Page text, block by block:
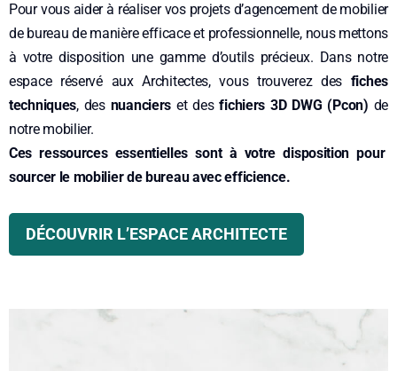
Pour vous aider à réaliser vos projets d’agencement de mobilier
de bureau de manière efficace et professionnelle, nous mettons
à votre disposition une gamme d’outils précieux. Dans notre
espace réservé aux Architectes, vous trouverez des fiches
techniques, des nuanciers et desfichiers 3D DWG (Pcon) de
notre mobilier.
Ces ressources essentielles sont à votre disposition pour
sourcer le mobilier de bureau avec efficience.
DÉCOUVRIR L’ESPACE ARCHITECTE